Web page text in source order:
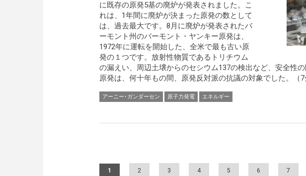
に既存の原発5基の廃炉が発表されました。こ
れは、1年間に廃炉が決まった原発の数として
は、過去最大です。8月に廃炉が発表されたバ
ーモント州のバーモント・ヤンキー原発は、
1972年に運転を開始した、全米で最も古い原
発の１つです。放射性物質であるトリチウム
の漏えい、周辺土壌からのセシウム137の検出など、安全性
原発は、何十年もの間、原発反対派の抗議の対象でした。（7
アーニー･ガンダーセン 原子力発電 エネルギー
Pages
1 2 3 4 5 6 7